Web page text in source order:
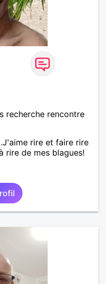
recherche rencontre
rire et faire rire
rire de mes blagues!